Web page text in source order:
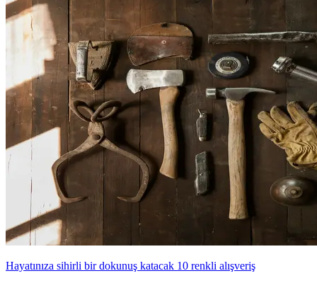
Hayatınıza sihirli bir dokunuş katacak 10 renkli alışveriş